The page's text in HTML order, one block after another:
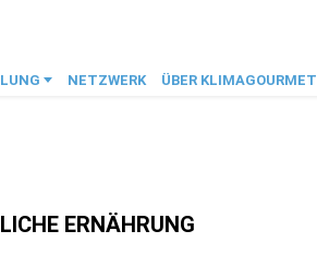
NETZWERK ÜBER KLIMAGOURMET
ERNÄHRUNG